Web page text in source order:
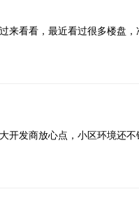
来看看，最近看过很多楼盘
开发商放心点，小区环境还不